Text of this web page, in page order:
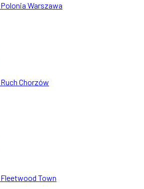
Polonia Warszawa
Ruch Chorzów
Fleetwood Town